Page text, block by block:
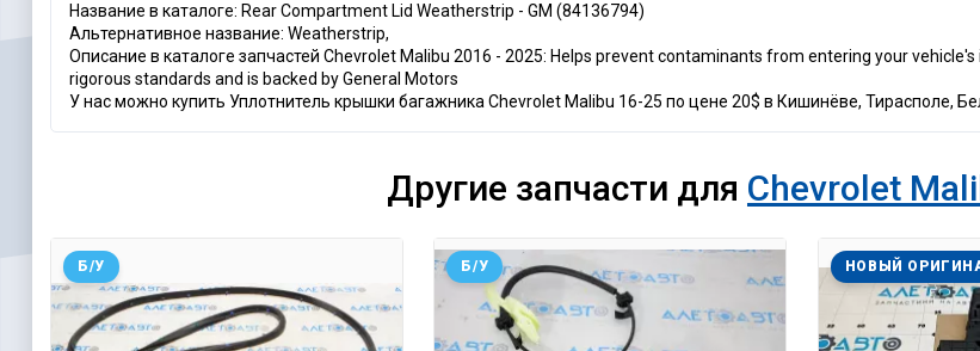
Название в каталоге: Rear Compartment Lid Weatherstrip - GM (84136794)
Альтернативное название: Weatherstrip,
Описание в каталоге запчастей Chevrolet Malibu 2016 - 2025: Helps prevent contaminants from entering your
rigorous standards and is backed by General Motors
У нас можно купить Уплотнитель крышки багажника Chevrolet Malibu 16-25 по цене 20$ в Кишинёве, Тирасполе,
Другие запчасти для Chevrolet
Б/У Б/У НОВЫЙ